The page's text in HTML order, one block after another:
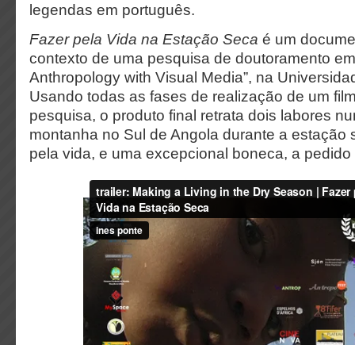
legendas em português.
Fazer pela Vida na Estação Seca é um
contexto de uma pesquisa de doutoramento
Anthropology with Visual Media”, na
Usando todas as fases de realização de um
pesquisa, o produto final retrata dois labores
montanha no Sul de Angola durante a estação
pela vida, e uma excepcional boneca, a